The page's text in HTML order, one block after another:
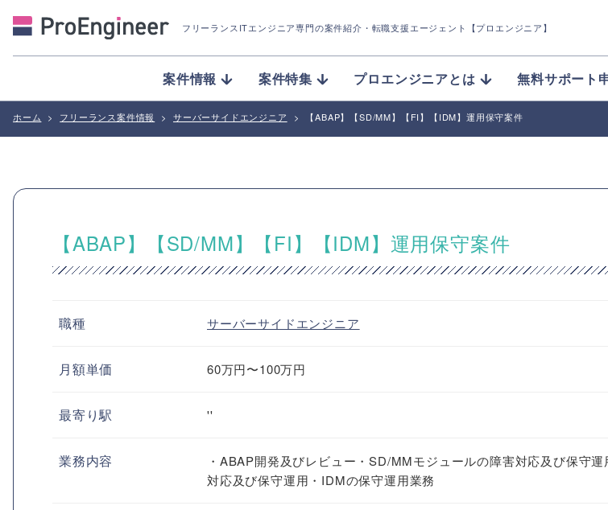
フリーランスITエンジニア専門の案件紹介 ・転職支援エージェント【プロエンジニア】
案件情報 案件特集 プロエンジニアとは 無料サポート
ホーム > フリーランス案件情報 > サーバーサイドエンジニア > 【ABAP】【SD/MM】【FI】【IDM】運用保守案件
【ABAP】【SD/MM】【FI】【IDM】運用保守案件
職種 サーバーサイドエンジニア
月額単価 60万円〜100万円
最寄り駅 ''
業務内容
・ABAP開発及びレビュー・SD/MMモジュールの障害対応及び保守
対応及び保守運用・IDMの保守運用業務